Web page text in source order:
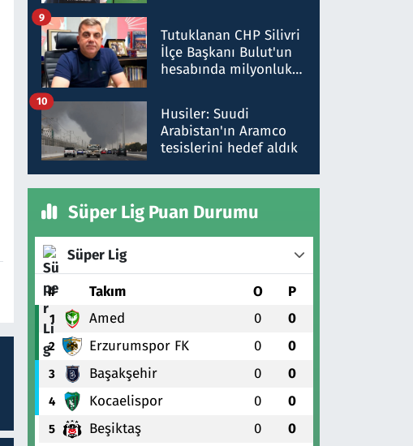
düşürüldüğü" iddiasını
yalanladı
Tutuklanan CHP Silivri
İlçe Başkanı Bulut'un
hesabında milyonluk
talimat verdi, ben
gönderdim
9
Husiler: Suudi
Arabistan'ın Aramco
tesislerini hedef aldık
10
Süper Lig Puan Durumu
Süper Lig
# Takım O P
1 Amed 0 0
2 Erzurumspor FK 0 0
3 Başakşehir 0 0
4 Kocaelispor 0 0
5 Beşiktaş 0 0